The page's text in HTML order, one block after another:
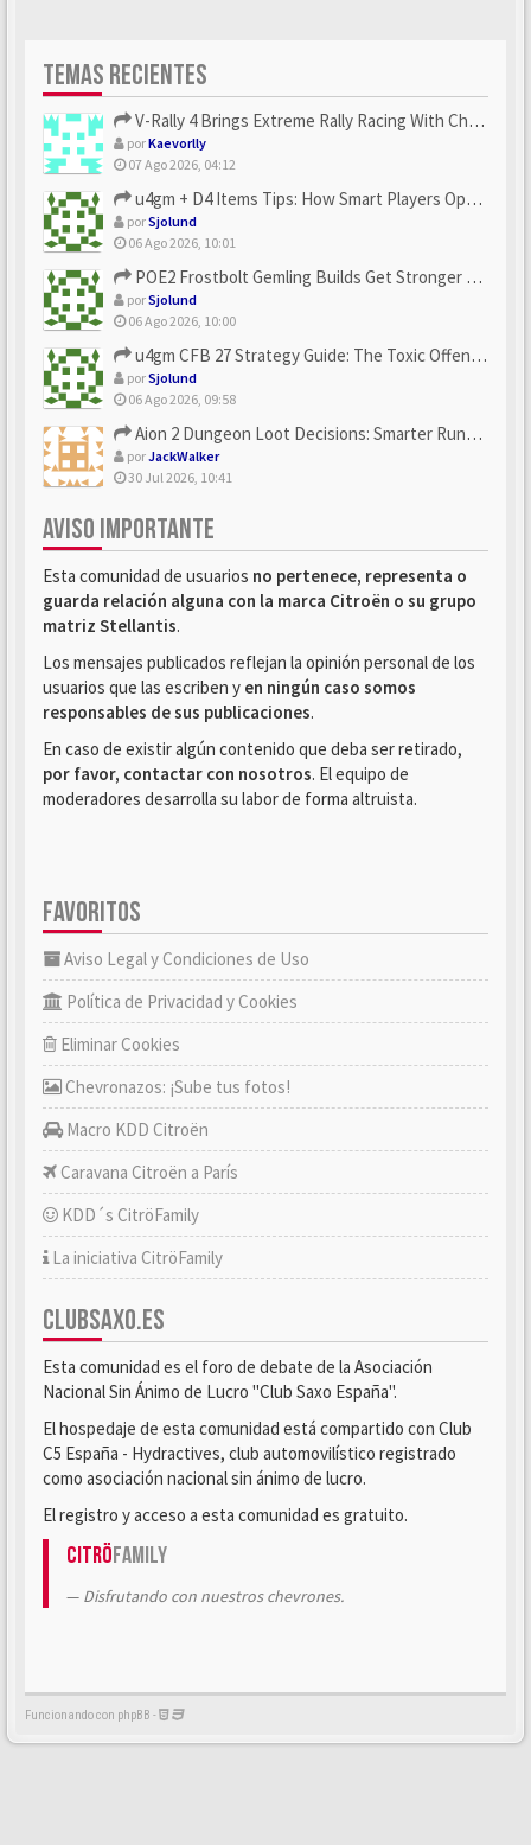
TEMAS RECIENTES
V-Rally 4 Brings Extreme Rally Racing With Challenging Track...
porKaevorlly
07 Ago 2026, 04:12
u4gm + D4 Items Tips: How Smart Players Optimize Gear, Build...
porSjolund
06 Ago 2026, 10:01
POE2 Frostbolt Gemling Builds Get Stronger With u4gm’s Ice C...
porSjolund
06 Ago 2026, 10:00
u4gm CFB 27 Strategy Guide: The Toxic Offensive Scheme Your ...
porSjolund
06 Ago 2026, 09:58
Aion 2 Dungeon Loot Decisions: Smarter Runs With U4N
porJackWalker
30 Jul 2026, 10:41
AVISO IMPORTANTE
Esta comunidad de usuarios no pertenece, representa o
guarda relación alguna con la marca Citroën o su grupo
matriz Stellantis.
Los mensajes publicados reflejan la opinión personal de los
usuarios que las escriben y en ningún caso somos
responsables de sus publicaciones.
En caso de existir algún contenido que deba ser retirado,
por favor, contactar con nosotros. El equipo de
moderadores desarrolla su labor de forma altruista.
FAVORITOS
Aviso Legal y Condiciones de Uso
Política de Privacidad y Cookies
Eliminar Cookies
Chevronazos: ¡Sube tus fotos!
Macro KDD Citroën
Caravana Citroën a París
KDD´s CitröFamily
La iniciativa CitröFamily
CLUBSAXO.ES
Esta comunidad es el foro de debate de la Asociación
Nacional Sin Ánimo de Lucro "Club Saxo España".
El hospedaje de esta comunidad está compartido con Club
C5 España - Hydractives, club automovilístico registrado
como asociación nacional sin ánimo de lucro.
El registro y acceso a esta comunidad es gratuito.
CitröFamily
Disfrutando con nuestros chevrones.
Funcionando con phpBB -